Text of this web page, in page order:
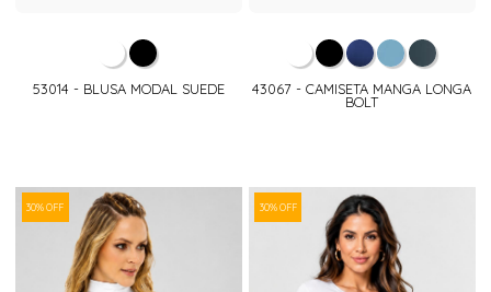
53014 - BLUSA MODAL SUEDE 43067 - CAMISETA MANGA LONGA
BOLT
30% OFF 30% OFF